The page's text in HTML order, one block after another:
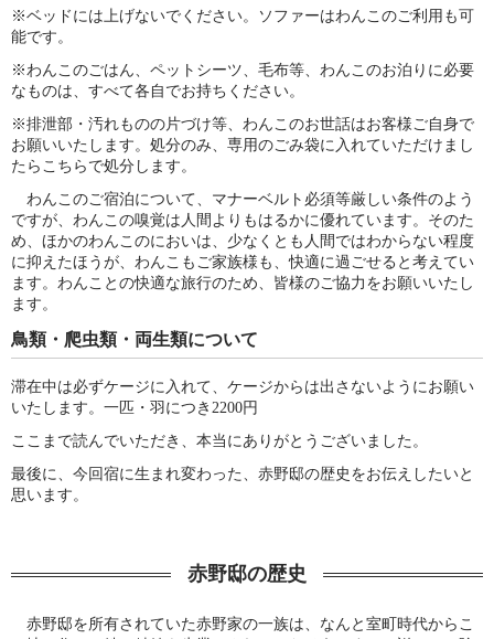
※ベッドには上げないでください。ソファーはわんこのご利用も可
能です。
※わんこのごはん、ペットシーツ、毛布等、わんこのお泊りに必要
なものは、すべて各自でお持ちください。
※排泄部・汚れものの片づけ等、わんこのお世話はお客様ご自身で
お願いいたします。処分のみ、専用のごみ袋に入れていただけまし
たらこちらで処分します。
わんこのご宿泊について、マナーベルト必須等厳しい条件のよう
ですが、わんこの嗅覚は人間よりもはるかに優れています。そのた
め、ほかのわんこのにおいは、少なくとも人間ではわからない程度
に抑えたほうが、わんこもご家族様も、快適に過ごせると考えてい
ます。わんことの快適な旅行のため、皆様のご協力をお願いいたし
ます。
鳥類・爬虫類・両生類について
滞在中は必ずケージに入れて、ケージからは出さないようにお願い
いたします。一匹・羽につき2200円
ここまで読んでいただき、本当にありがとうございました。
最後に、今回宿に生まれ変わった、赤野邸の歴史をお伝えしたいと
思います。
赤野邸の歴史
赤野邸を所有されていた赤野家の一族は、なんと室町時代からこ